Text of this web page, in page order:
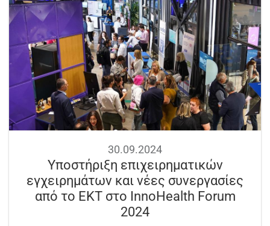
30.09.2024
Υποστήριξη επιχειρηματικών
εγχειρημάτων και νέες συνεργασίες
από το ΕΚΤ στο InnoHealth Forum
2024